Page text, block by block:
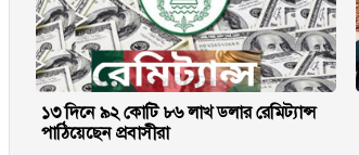
১৩ দিনে ৯২ কো‌টি ৮৬ লাখ ডলার রেমিট্যান্স
পাঠিয়েছেন প্রবাসীরা